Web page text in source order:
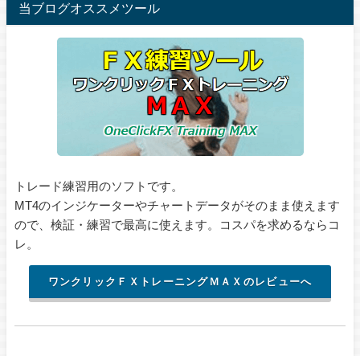
当ブログオススメツール
トレード練習用のソフトです。
MT4のインジケーターやチャートデータがそのまま使えます
ので、検証・練習で最高に使えます。コスパを求めるならコ
レ。
ワンクリックＦＸトレーニングＭＡＸのレビューへ